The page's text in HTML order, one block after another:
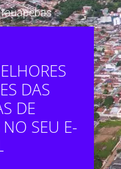
DAS
DE
SEU E-